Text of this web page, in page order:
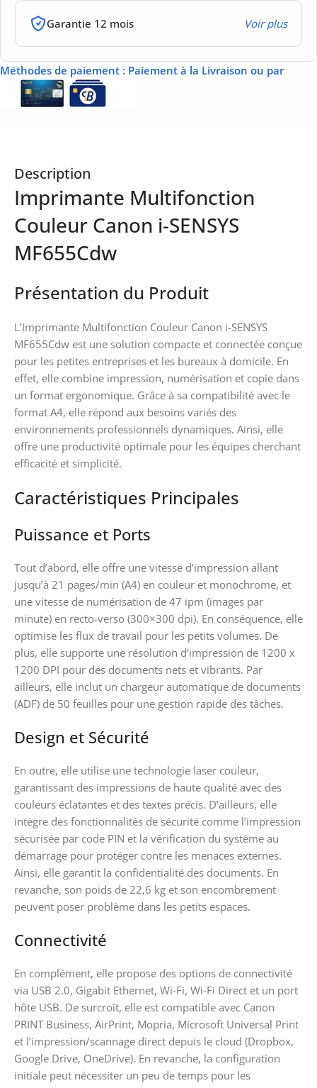
Garantie 12 mois Voir plus
Méthodes de paiement : Paiement à la Livraison ou par
Description
Imprimante Multifonction
Couleur Canon i-SENSYS
MF655Cdw
Présentation du Produit
L’Imprimante Multifonction Couleur Canon i-SENSYS
MF655Cdw est une solution compacte et connectée conçue
pour les petites entreprises et les bureaux à domicile. En
effet, elle combine impression, numérisation et copie dans
un format ergonomique. Grâce à sa compatibilité avec le
format A4, elle répond aux besoins variés des
environnements professionnels dynamiques. Ainsi, elle
offre une productivité optimale pour les équipes cherchant
efficacité et simplicité.
Caractéristiques Principales
Puissance et Ports
Tout d’abord, elle offre une vitesse d’impression allant
jusqu’à 21 pages/min (A4) en couleur et monochrome, et
une vitesse de numérisation de 47 ipm (images par
minute) en recto-verso (300×300 dpi). En conséquence, elle
optimise les flux de travail pour les petits volumes. De
plus, elle supporte une résolution d’impression de 1200 x
1200 DPI pour des documents nets et vibrants. Par
ailleurs, elle inclut un chargeur automatique de documents
(ADF) de 50 feuilles pour une gestion rapide des tâches.
Design et Sécurité
En outre, elle utilise une technologie laser couleur,
garantissant des impressions de haute qualité avec des
couleurs éclatantes et des textes précis. D’ailleurs, elle
intègre des fonctionnalités de sécurité comme l’impression
sécurisée par code PIN et la vérification du système au
démarrage pour protéger contre les menaces externes.
Ainsi, elle garantit la confidentialité des documents. En
revanche, son poids de 22,6 kg et son encombrement
peuvent poser problème dans les petits espaces.
Connectivité
En complément, elle propose des options de connectivité
via USB 2.0, Gigabit Ethernet, Wi-Fi, Wi-Fi Direct et un port
hôte USB. De surcroît, elle est compatible avec Canon
PRINT Business, AirPrint, Mopria, Microsoft Universal Print
et l’impression/scannage direct depuis le cloud (Dropbox,
Google Drive, OneDrive). En revanche, la configuration
initiale peut nécessiter un peu de temps pour les